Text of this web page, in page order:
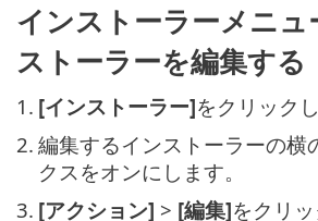
インストーラーメニュ
ストーラーを編集する
1. [インストーラー]をクリックし
2. 編集するインストーラーの横
クスをオンにします。
3. [アクション] > [編集]をクリ